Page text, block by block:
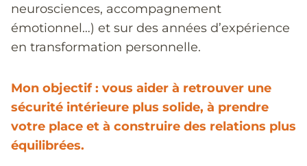
neurosciences, accompagnement
émotionnel…) et sur des années d’expérience
en transformation personnelle.
Mon objectif : vous aider à retrouver une
sécurité intérieure plus solide, à prendre
votre place et à construire des relations plus
équilibrées.